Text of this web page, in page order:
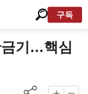
구독
금기…핵심